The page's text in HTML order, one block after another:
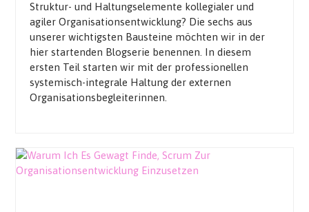
Struktur- und Haltungselemente kollegialer und
agiler Organisationsentwicklung? Die sechs aus
unserer wichtigsten Bausteine möchten wir in der
hier startenden Blogserie benennen. In diesem
ersten Teil starten wir mit der professionellen
systemisch-integrale Haltung der externen
Organisationsbegleiterinnen.